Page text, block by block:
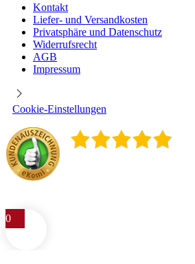
Kontakt
Liefer- und Versandkosten
Privatsphäre und Datenschutz
Widerrufsrecht
AGB
Impressum
Cookie-Einstellungen
0